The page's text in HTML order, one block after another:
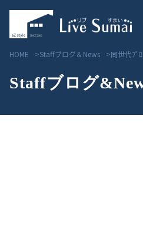
HOME Staffブログ＆News 同世代ﾌﾟ
Staffブログ